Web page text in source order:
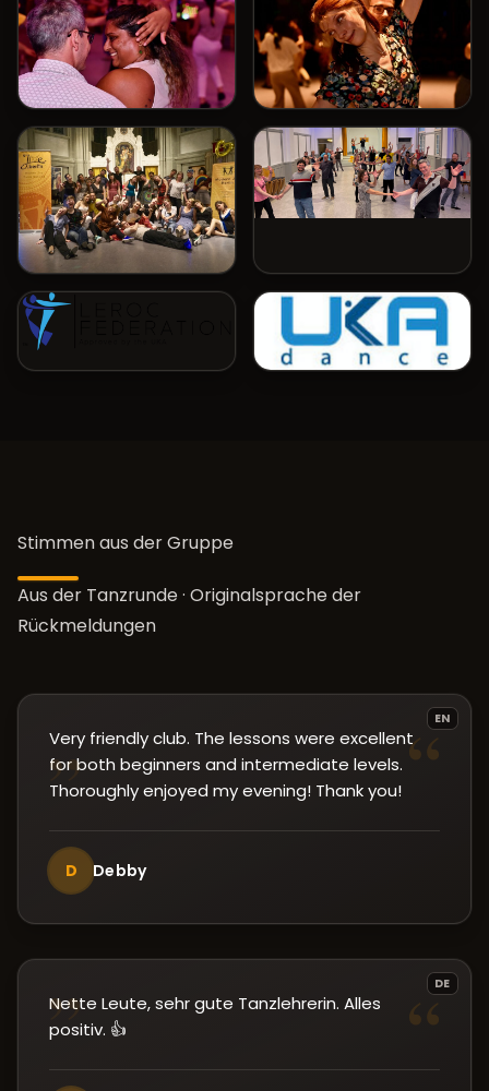
Stimmen aus der Gruppe
Aus der Tanzrunde · Originalsprache der
Rückmeldungen
EN
“
”
Very friendly club. The lessons were excellent
for both beginners and intermediate levels.
Thoroughly enjoyed my evening! Thank you!
D Debby
DE
“
”
Nette Leute, sehr gute Tanzlehrerin. Alles
positiv. 👍